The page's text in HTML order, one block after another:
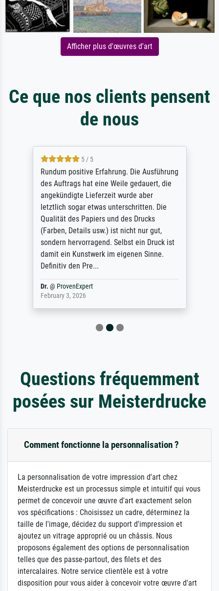
Afficher plus d'œuvres d'art
Ce que nos clients pensent
de nous
5 / 5
Rundum positive Erfahrung. Die Ausführung
des Auftrags hat eine Weile gedauert, die
angekündigte Lieferzeit wurde aber
letztlich sogar etwas unterschritten. Die
Qualität des Papiers und des Drucks
(Farben, Details usw.) ist nicht nur gut,
sondern hervorragend. Selbst ein Druck ist
damit ein Kunstwerk im eigenen Sinne.
Definitiv den Pre...
Dr. @ ProvenExpert
February 3, 2026
Questions fréquemment
posées sur Meisterdrucke
Comment fonctionne la personnalisation ?
La personnalisation de votre impression d'art chez
Meisterdrucke est un processus simple et intuitif qui vous
permet de concevoir une œuvre d'art exactement selon
vos spécifications : Choisissez un cadre, déterminez la
taille de l'image, décidez du support d'impression et
ajoutez un vitrage approprié ou un châssis. Nous
proposons également des options de personnalisation
telles que des passe-partout, des filets et des
intercalaires. Notre service clientèle est à votre
disposition pour vous aider à concevoir votre œuvre d'art